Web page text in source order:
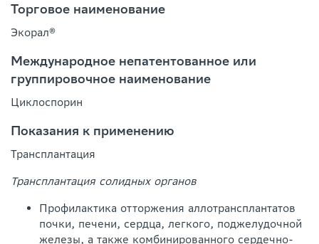
Торговое наименование
Экорал®
Международное непатентованное или
группировочное наименование
Циклоспорин
Показания к применению
Трансплантация
Трансплантация солидных органов
Профилактика отторжения аллотрансплантатов
почки, печени, сердца, легкого, поджелудочной
железы, а также комбинированного сердечно-